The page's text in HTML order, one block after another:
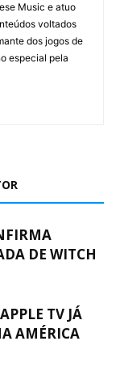
Music e atuo
voltados
dos jogos de
especial pela
DE WITCH
TV JÁ
AMÉRICA